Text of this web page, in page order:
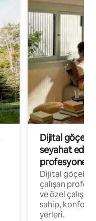
Dijital
seyahat eden
Dijital
çalışan
ve özel
sahip,
yerleri.